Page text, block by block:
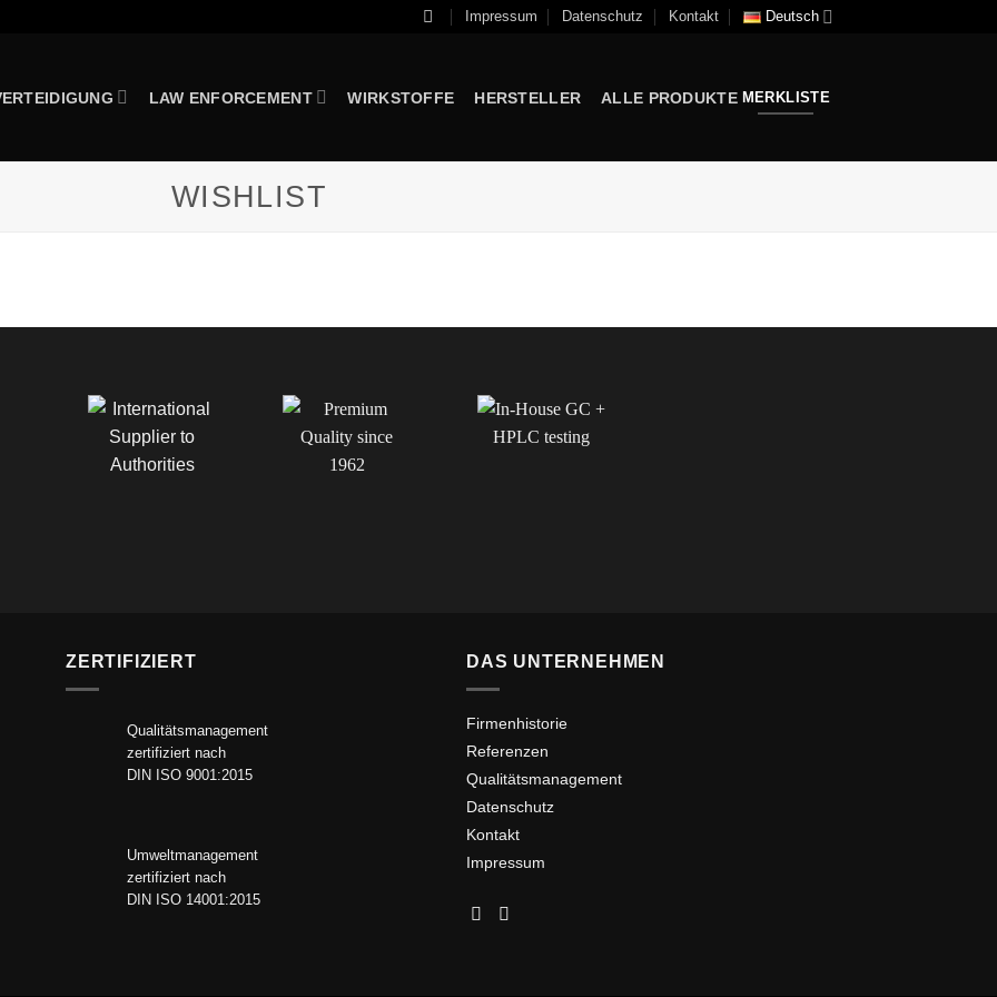
Impressum Datenschutz Kontakt Deutsch
LAW ENFORCEMENT WIRKSTOFFE HERSTELLER ALLE PRODUKTE MERKLISTE
WISHLIST
ZERTIFIZIERT
Qualitätsmanagement
zertifiziert nach
DIN ISO 9001:2015
Umweltmanagement
zertifiziert nach
DIN ISO 14001:2015
DAS UNTERNEHMEN
Firmenhistorie
Referenzen
Qualitätsmanagement
Datenschutz
Kontakt
Impressum